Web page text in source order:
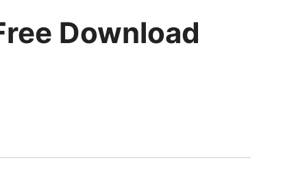
Homeschool A Level
Download